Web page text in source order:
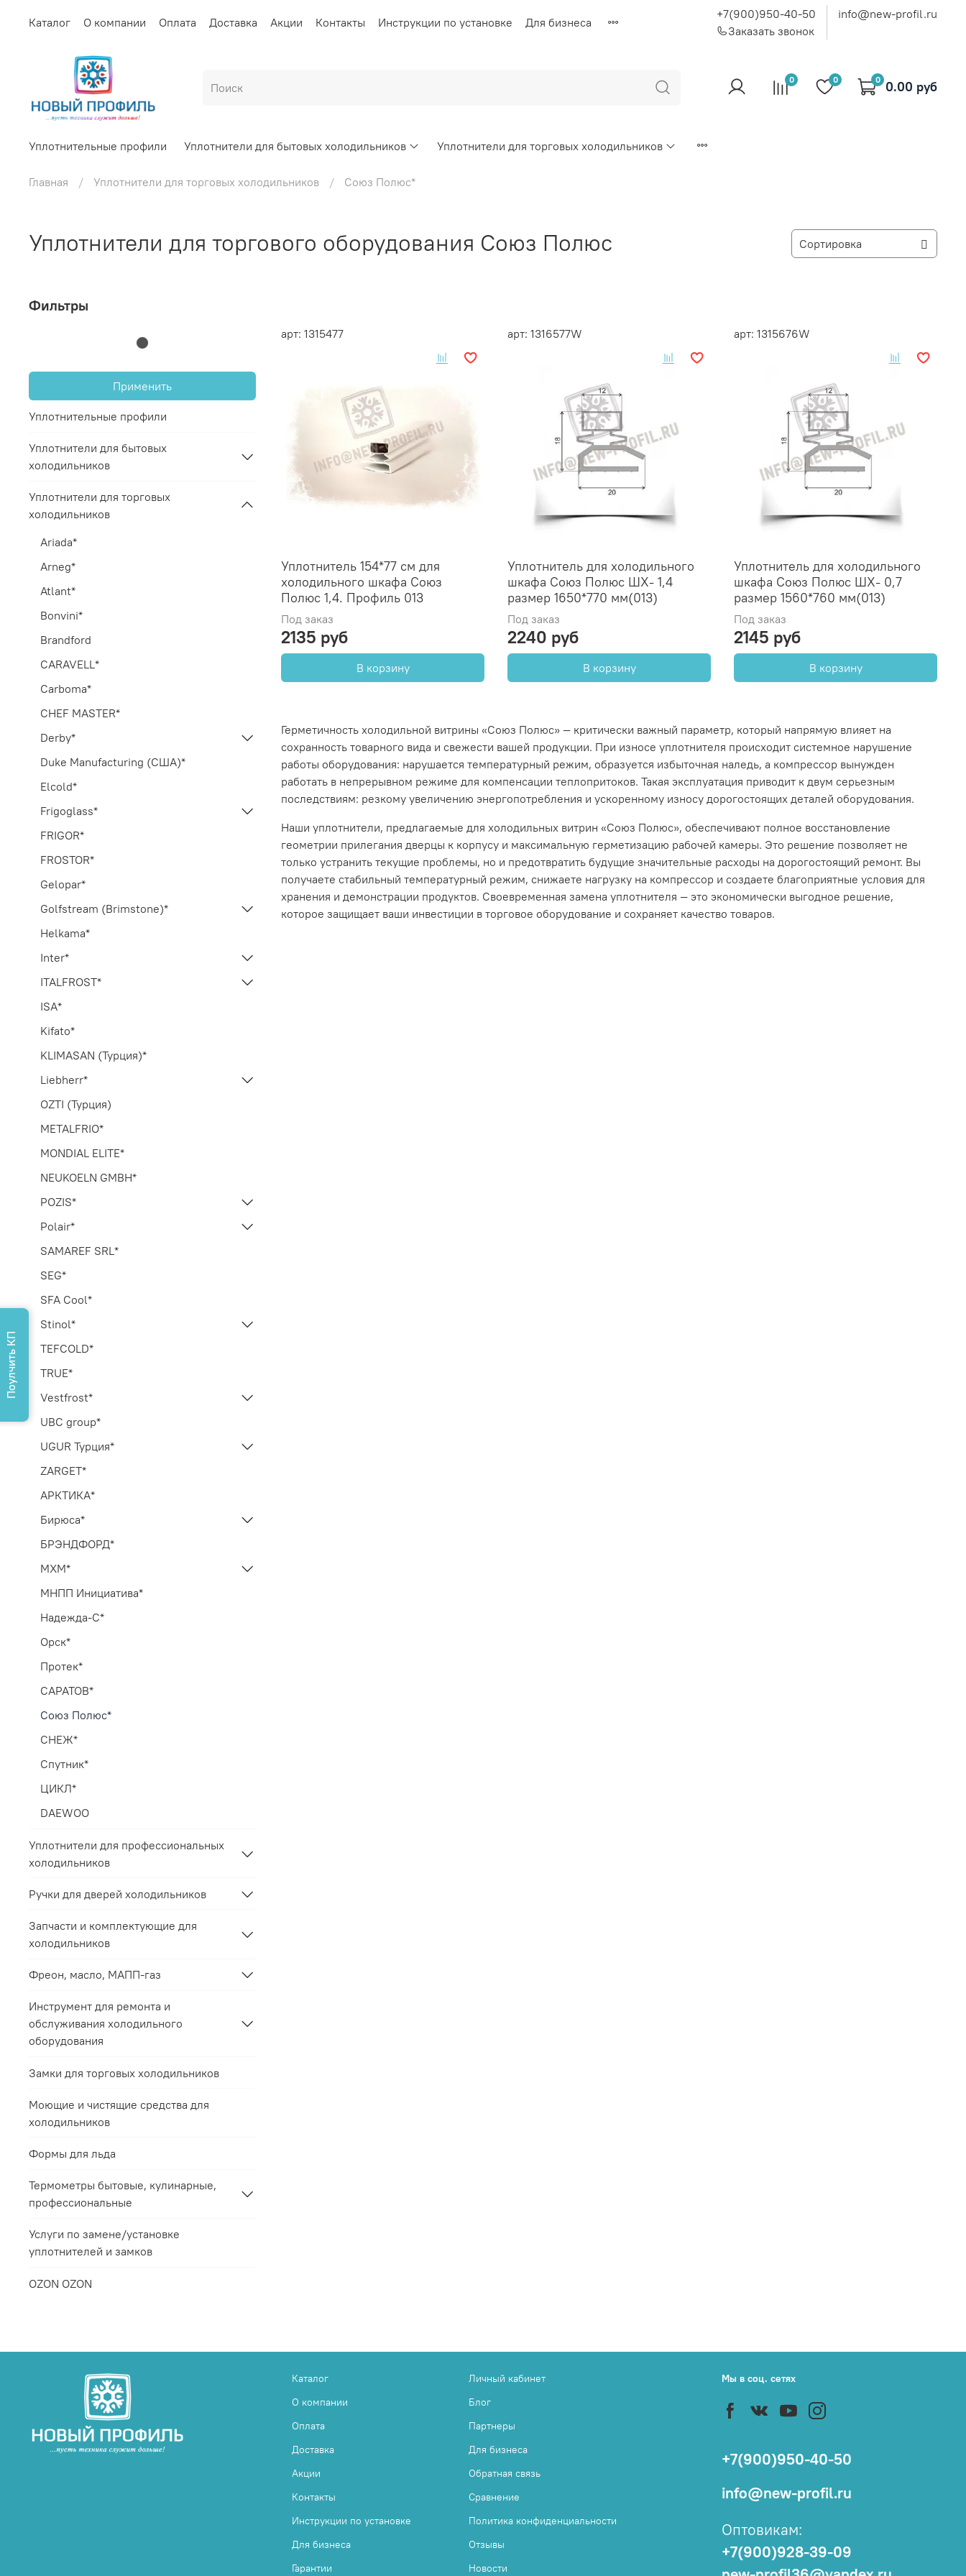
Каталог О компании Оплата Доставка Акции Контакты Инструкции по установке Для бизнеса
+7(900)950-40-50
Заказать звонок
info@new-profil.ru
0 0 0 0.00 руб
Уплотнительные профили Уплотнители для бытовых холодильников Уплотнители для торговых холодильников
Главная Уплотнители для торговых холодильников Союз Полюс*
Уплотнители для торгового оборудования Союз Полюс
арт: 1315477
Уплотнитель 154*77 см для
холодильного шкафа Союз
Полюс 1,4. Профиль 013
Под заказ
2135 руб
В корзину
арт: 1316577W
Уплотнитель для холодильного
шкафа Союз Полюс ШХ- 1,4
размер 1650*770 мм(013)
Под заказ
2240 руб
В корзину
арт: 1315676W
Уплотнитель для холодильного
шкафа Союз Полюс ШХ- 0,7
размер 1560*760 мм(013)
Под заказ
2145 руб
В корзину
Герметичность холодильной витрины «Союз Полюс» — критически важный параметр, который напрямую влияет на
сохранность товарного вида и свежести вашей продукции. При износе уплотнителя происходит системное нарушение
работы оборудования: нарушается температурный режим, образуется избыточная наледь, а компрессор вынужден
работать в непрерывном режиме для компенсации теплопритоков. Такая эксплуатация приводит к двум серьезным
последствиям: резкому увеличению энергопотребления и ускоренному износу дорогостоящих деталей оборудования.
Наши уплотнители, предлагаемые для холодильных витрин «Союз Полюс», обеспечивают полное восстановление
геометрии прилегания дверцы к корпусу и максимальную герметизацию рабочей камеры. Это решение позволяет не
только устранить текущие проблемы, но и предотвратить будущие значительные расходы на дорогостоящий ремонт. Вы
получаете стабильный температурный режим, снижаете нагрузку на компрессор и создаете благоприятные условия для
хранения и демонстрации продуктов. Своевременная замена уплотнителя — это экономически выгодное решение,
которое защищает ваши инвестиции в торговое оборудование и сохраняет качество товаров.
Фильтры
Применить
Уплотнительные профили
Уплотнители для бытовых
холодильников
Уплотнители для торговых
холодильников
Ariada*
Arneg*
Atlant*
Bonvini*
Brandford
CARAVELL*
Carboma*
CHEF MASTER*
Derby*
Duke Manufacturing (США)*
Elcold*
Frigoglass*
FRIGOR*
FROSTOR*
Gelopar*
Golfstream (Brimstone)*
Helkama*
Inter*
ITALFROST*
ISA*
Kifato*
KLIMASAN (Турция)*
Liebherr*
OZTI (Турция)
METALFRIO*
MONDIAL ELITE*
NEUKOELN GMBH*
POZIS*
Polair*
SAMAREF SRL*
SEG*
SFA Cool*
Stinol*
TEFCOLD*
TRUE*
Vestfrost*
UBC group*
UGUR Турция*
ZARGET*
АРКТИКА*
Бирюса*
БРЭНДФОРД*
МХМ*
МНПП Инициатива*
Надежда-С*
Орск*
Протек*
САРАТОВ*
Союз Полюс*
СНЕЖ*
Спутник*
ЦИКЛ*
DAEWOO
Уплотнители для профессиональных
холодильников
Ручки для дверей холодильников
Запчасти и комплектующие для
холодильников
Фреон, масло, МАПП-газ
Инструмент для ремонта и
обслуживания холодильного
оборудования
Замки для торговых холодильников
Моющие и чистящие средства для
холодильников
Формы для льда
Термометры бытовые, кулинарные,
профессиональные
Услуги по замене/установке
уплотнителей и замков
OZON OZON
Каталог
О компании
Оплата
Доставка
Акции
Контакты
Инструкции по установке
Для бизнеса
Гарантии
Личный кабинет
Блог
Партнеры
Для бизнеса
Обратная связь
Сравнение
Политика конфиденциальности
Отзывы
Новости
Мы в соц. сетях
+7(900)950-40-50
info@new-profil.ru
Оптовикам:
+7(900)928-39-09
Поулчить КП